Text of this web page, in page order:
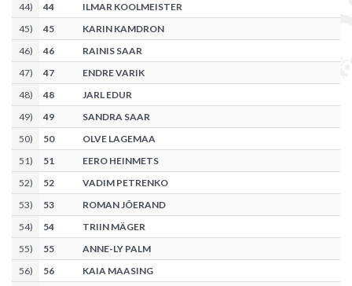
44) 44
ILMAR KOOLMEISTER
45) 45
KARIN KAMDRON
46) 46
RAINIS SAAR
47) 47
ENDRE VARIK
48) 48
JARL EDUR
49) 49
SANDRA SAAR
50) 50
OLVE LAGEMAA
51) 51
EERO HEINMETS
52) 52
VADIM PETRENKO
53) 53
ROMAN JÕERAND
54) 54
TRIIN MÄGER
55) 55
ANNE-LY PALM
56) 56
KAIA MAASING